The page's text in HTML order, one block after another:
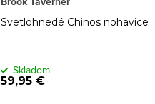
Svetlohnedé Chinos nohavice
59,95 €
Skladom